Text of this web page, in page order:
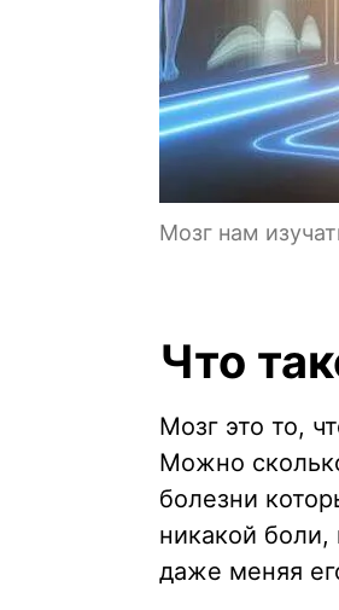
Мозг нам
Что
Мозг это то,
Можно
болезни
никакой
даже меняя